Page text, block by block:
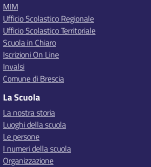
MIM
Ufficio Scolastico Regionale
Ufficio Scolastico Territoriale
Scuola in Chiaro
Iscrizioni On Line
Invalsi
Comune di Brescia
La Scuola
La nostra storia
Luoghi della scuola
Le persone
I numeri della scuola
Organizzazione